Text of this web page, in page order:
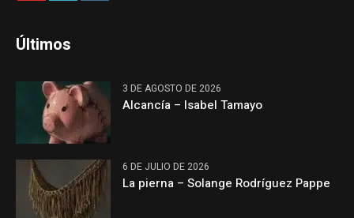
Últimos
3 DE AGOSTO DE 2026
Alcancía – Isabel Tamayo
6 DE JULIO DE 2026
La pierna – Solange Rodríguez Pappe